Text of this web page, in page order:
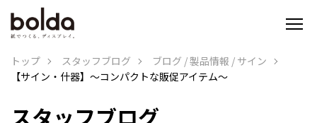
トップ スタッフブログ ブログ /製品情報 / サイン
【サイン・什器】～コンパクトな販促アイテム～
スタッフブログ